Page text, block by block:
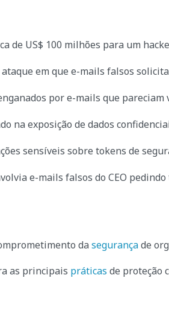
de US$ 100 milhões para um
em que e-mails falsos
por e-mails que
na exposição de dados
sensíveis sobre tokens de
e-mails falsos do CEO
da segurançade
as principais práticas de proteção